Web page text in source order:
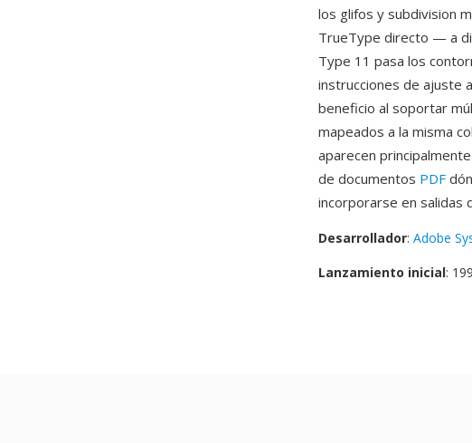
los glifos y subdivision
TrueType directo — a
Type 11 pasa los
instrucciones de ajuste
beneficio al soportar
mapeados a la misma
aparecen
de documentos PDF
incorporarse en salidas
Desarrollador: Adobe
Lanzamiento inicial: